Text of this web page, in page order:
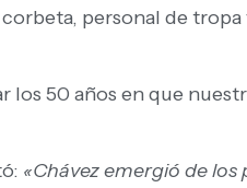
personal de tropa
los 50 años en que
«Chávez emergió de los